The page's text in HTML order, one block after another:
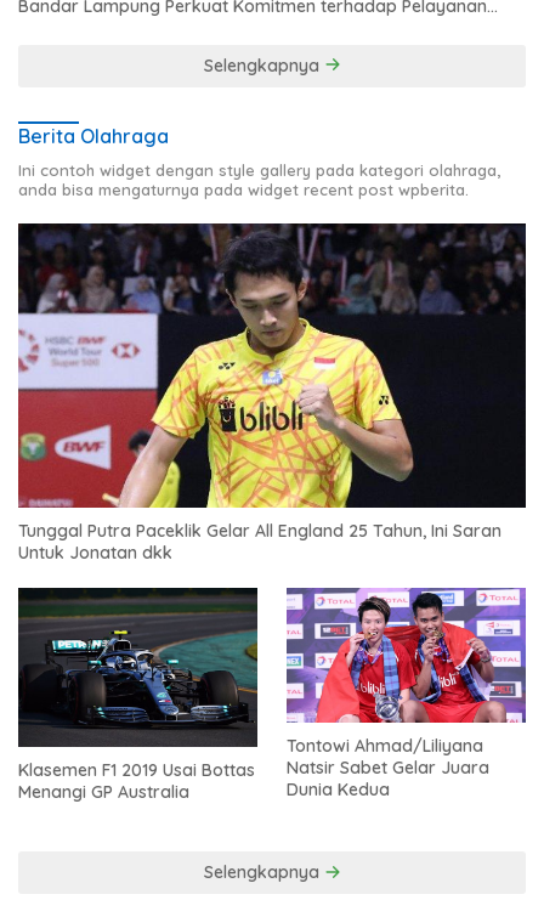
Bandar Lampung Perkuat Komitmen terhadap Pelayanan
Selengkapnya
Berita Olahraga
Ini contoh widget dengan style gallery pada kategori olahraga,
anda bisa mengaturnya pada widget recent post wpberita.
Tunggal Putra Paceklik Gelar All England 25 Tahun, Ini Saran
Untuk Jonatan dkk
Klasemen F1 2019 Usai Bottas
Menangi GP Australia
Tontowi Ahmad/Liliyana
Natsir Sabet Gelar Juara
Dunia Kedua
Selengkapnya